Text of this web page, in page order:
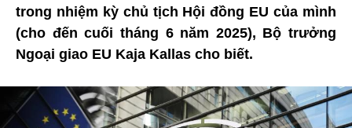
trong nhiệm kỳ chủ tịch Hội đồng EU của mình
(cho đến cuối tháng 6 năm 2025), Bộ trưởng
Ngoại giao EU Kaja Kallas cho biết.